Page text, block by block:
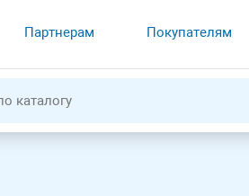
Партнерам Покупателям